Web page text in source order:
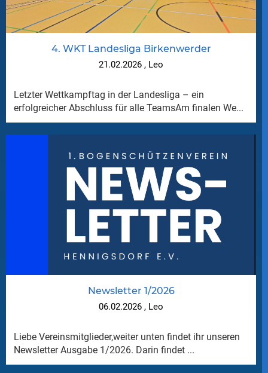
4. WKT Landesliga Birkenwerder
21.02.2026 , Leo
Letzter Wettkampftag in der Landesliga – ein
erfolgreicher Abschluss für alle TeamsAm finalen We...
Newsletter 1/2026
06.02.2026 , Leo
Liebe Vereinsmitglieder,weiter unten findet ihr unseren
Newsletter Ausgabe 1/2026. Darin findet ...